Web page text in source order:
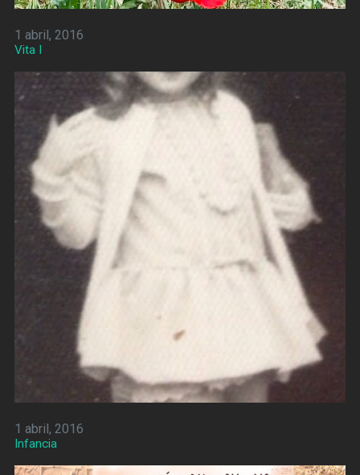
1 abril, 2016
Vita I
1 abril, 2016
Infancia